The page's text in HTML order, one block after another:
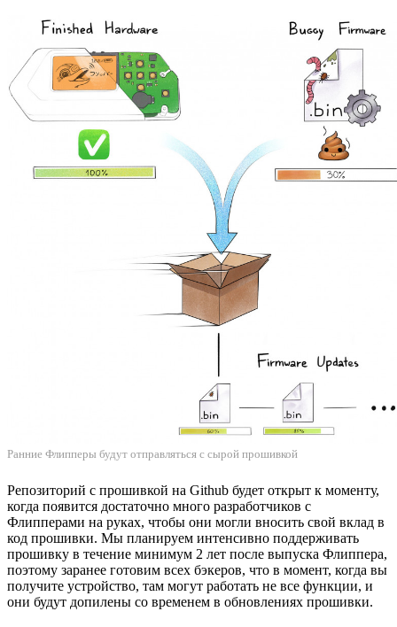
Ранние Флипперы будут отправляться с сырой прошивкой
Репозиторий с прошивкой на Github будет открыт к моменту,
когда появится достаточно много разработчиков с
Флипперами на руках, чтобы они могли вносить свой вклад в
код прошивки. Мы планируем интенсивно поддерживать
прошивку в течение минимум 2 лет после выпуска Флиппера,
поэтому заранее готовим всех бэкеров, что в момент, когда вы
получите устройство, там могут работать не все функции, и
они будут допилены со временем в обновлениях прошивки.